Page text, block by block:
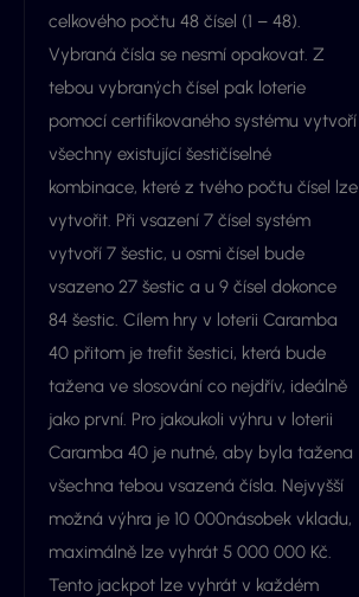
celkového počtu 48 čísel (1 – 48).
Vybraná čísla se nesmí opakovat. Z
tebou vybraných čísel pak loterie
pomocí certifikovaného systému vytvoří
všechny existující šestičíselné
kombinace, které z tvého počtu čísel lze
vytvořit. Při vsazení 7 čísel systém
vytvoří 7 šestic, u osmi čísel bude
vsazeno 27 šestic a u 9 čísel dokonce
84 šestic. Cílem hry v loterii Caramba
40 přitom je trefit šestici, která bude
tažena ve slosování co nejdřív, ideálně
jako první. Pro jakoukoli výhru v loterii
Caramba 40 je nutné, aby byla tažena
všechna tebou vsazená čísla. Nejvyšší
možná výhra je 10 000násobek vkladu,
maximálně lze vyhrát 5 000 000 Kč.
Tento jackpot lze vyhrát v každém